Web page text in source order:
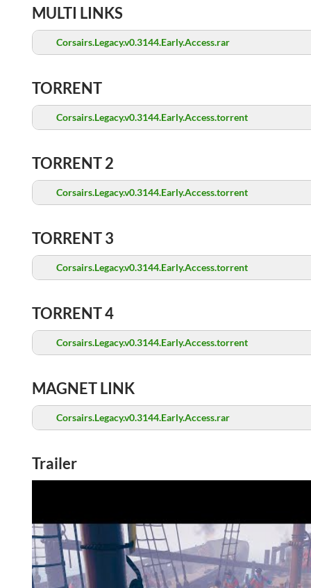
MULTI LINKS
Corsairs.Legacy.v0.3144.Early.Access.rar
TORRENT
Corsairs.Legacy.v0.3144.Early.Access.torrent
TORRENT 2
Corsairs.Legacy.v0.3144.Early.Access.torrent
TORRENT 3
Corsairs.Legacy.v0.3144.Early.Access.torrent
TORRENT 4
Corsairs.Legacy.v0.3144.Early.Access.torrent
MAGNET LINK
Corsairs.Legacy.v0.3144.Early.Access.rar
Trailer